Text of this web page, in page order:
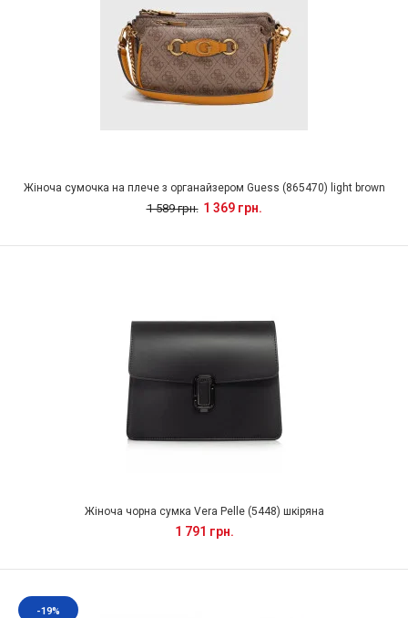
Жіноча сумочка на плече з органайзером Guess (865470) light brown
1 589 грн. 1 369 грн.
Жіноча чорна сумка Vera Pelle (5448) шкіряна
1 791 грн.
-19%